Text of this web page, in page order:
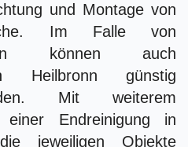
und Montage von
Im Falle von
können auch
Heilbronn günstig
Mit weiterem
einer Endreinigung in
jeweiligen Objekte